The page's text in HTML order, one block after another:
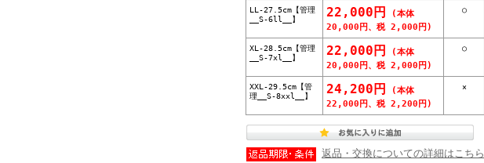
LL-27.5cm【管理
__S-6ll__】
22,000円
(本体
20,000円、税 2,000円)
○
XL-28.5cm【管理
__S-7xl__】
22,000円
(本体
20,000円、税 2,000円)
○
XXL-29.5cm【管
理__S-8xxl__】
24,200円
(本体
22,000円、税 2,200円)
×
返品・交換についての詳細はこちら